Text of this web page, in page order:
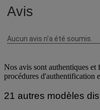
Nos avis sont authentiques et
procédures d'authentification
21 autres modèles